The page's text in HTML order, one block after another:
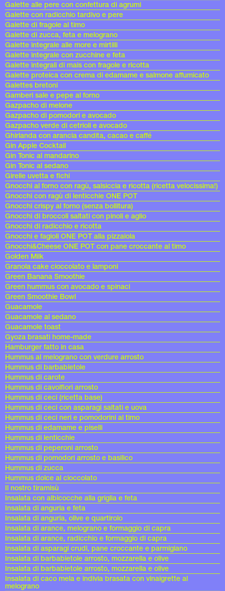
Galette alle pere con confettura di agrumi
Galette con radicchio tardivo e pere
Galette di fragole al timo
Galette di zucca, feta e melograno
Galette integrale alle more e mirtilli
Galette integrale con zucchine e feta
Galette integrali di mais con fragole e ricotta
Galette proteica con crema di edamame e salmone affumicato
Galettes bretoni
Gamberi sale e pepe al forno
Gazpacho di melone
Gazpacho di pomodori e avocado
Gazpacho verde di cetrioli e avocado
Ghirlanda con arancia candita, cacao e caffé
Gin Apple Cocktail
Gin Tonic al mandarino
Gin Tonic al sedano
Girelle uvetta e fichi
Gnocchi al forno con ragù, salsiccia e ricotta (ricetta velocissima!)
Gnocchi con ragù di lenticchie ONE POT
Gnocchi crispy al forno (senza bollitura)
Gnocchi di broccoli saltati con pinoli e aglio
Gnocchi di radicchio e ricotta
Gnocchi e fagioli ONE POT alla pizzaiola
Gnocchi&Cheese ONE POT con pane croccante al timo
Golden Milk
Granola cake cioccolato e lamponi
Green Banana Smoothie
Green hummus con avocado e spinaci
Green Smoothie Bowl
Guacamole
Guacamole al sedano
Guacamole toast
Gyoza brasati home-made
Hamburger fatto in casa
Hummus al melograno con verdure arrosto
Hummus di barbabietole
Hummus di carote
Hummus di cavolfiori arrosto
Hummus di ceci (ricetta base)
Hummus di ceci con asparagi saltati e uova
Hummus di ceci neri e pomodorini al timo
Hummus di edamame e piselli
Hummus di lenticchie
Hummus di peperoni arrosto
Hummus di pomodori arrosto e basilico
Hummus di zucca
Hummus dolce al cioccolato
Il nostro tiramisù
Insalata con albicocche alla griglia e feta
Insalata di anguria e feta
Insalata di anguria, olive e quartirolo
Insalata di arance, melograno e formaggio di capra
Insalata di arance, radicchio e formaggio di capra
Insalata di asparagi crudi, pane croccante e parmigiano
Insalata di barbabietole arrosto, mozzarella e olive
Insalata di barbabietole arrosto, mozzarella e olive
Insalata di caco mela e indivia brasata con vinaigrette al
melograno